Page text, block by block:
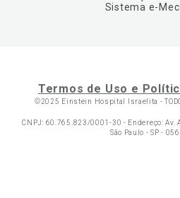
Sistema e-Mec
Termos de Uso e
©2025 Einstein Hospital Israelita -
CNPJ: 60.765.823/0001-30 - Endereço:
São Paulo - SP -